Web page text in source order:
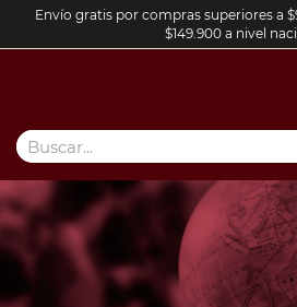
Envío gratis por compras superiores a
$149.900 a nivel